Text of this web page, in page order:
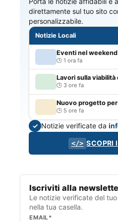
direttamente sul tuo sito
personalizzabile.
Notizie Locali
Eventi nel
1 ora fa
Lavori sulla viabilità
3 ore fa
Nuovo progetto
5 ore fa
✓ Notizie verificate da
</> SCOPRI
Iscriviti alla
Le notizie verificate del
nella tua casella.
EMAIL*